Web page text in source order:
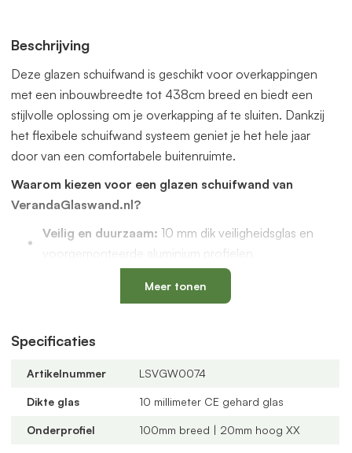
Beschrijving
Deze glazen schuifwand is geschikt voor overkappingen
met een inbouwbreedte tot 438cm breed en biedt een
stijlvolle oplossing om je overkapping af te sluiten. Dankzij
het flexibele schuifwand systeem geniet je het hele jaar
door van een comfortabele buitenruimte.
Waarom kiezen voor een glazen schuifwand van
VerandaGlaswand.nl?
Veilig en duurzaam: 10 mm dik veiligheidsglas en
voorgemonteerde aluminium profielen
met een vervangbaar loopspoor,
geïntegreerde waterafvoer en verkrijgbaar in antraciet
Verstelbare kunststof wielen
Altijd passend bij jouw veranda
verschillende maten, glastypes en steellook
U-profielen met tochtborstelsvoor een tochtvrije
Meer tonen
Specificaties
Artikelnummer LSVGW0074
Dikte glas 10 millimeter CE gehard glas
Onderprofiel 100mm breed | 20mm hoog XX